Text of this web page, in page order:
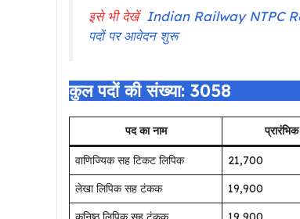
इसे भी देखें Indian Railway NTPC
पदों पर आवेदन शुरू
कुल पदों की संख्या: 3058
पद का नाम
वाणिज्यिक सह टिकट लिपिक ₹21,700
लेखा लिपिक सह टंकक
₹19,900